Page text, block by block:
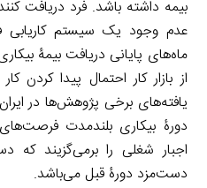
بیمه داشته باشد. فرد دریافت
عدم وجود یک سیستم
ماه‌های پایانی دریافت بیمۀ
از بازار کار احتمال پیدا کردن
یافته‌های برخی پژوهش‌ها در
دورۀ بیکاری بلندمدت
اجبار شغلی را برمی‌گزیند که
دست‌مزد دورۀ قبل می‌باشد.